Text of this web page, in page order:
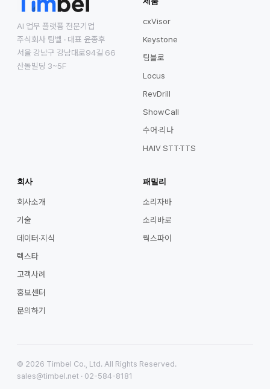
AI 업무 플랫폼 전문기업
주식회사 팀벨 · 대표 윤종후
서울 강남구 강남대로94길 66
산돌빌딩 3~5F
cxVisor
Keystone
팀블로
Locus
RevDrill
ShowCall
수어·리나
HAIV STT·TTS
회사
회사소개
기술
데이터·지식
텍스타
고객사례
홍보센터
문의하기
패밀리
소리자바
소리바로
웍스파이
© 2026 Timbel Co., Ltd. All Rights Reserved.
sales@timbel.net · 02-584-8181